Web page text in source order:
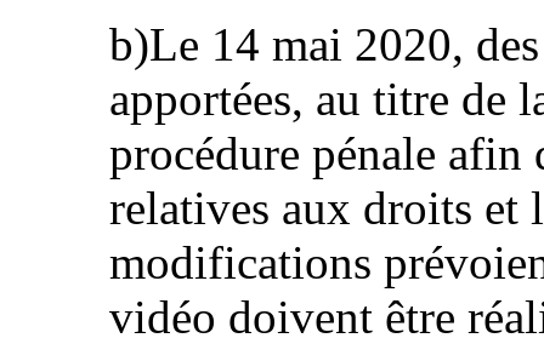
b)Le 14 mai 2020,
apportées, au titre de
procédure pénale afin
relatives aux droits et
modifications
vidéo doivent être